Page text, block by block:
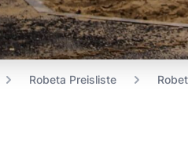
Robeta Preisliste